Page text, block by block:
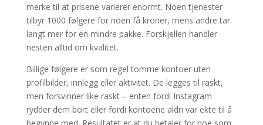
merke til at prisene varierer enormt. Noen tjenester
tilbyr 1000 følgere for noen få kroner, mens andre tar
langt mer for en mindre pakke. Forskjellen handler
nesten alltid om kvalitet.
Billige følgere er som regel tomme kontoer uten
profilbilder, innlegg eller aktivitet. De legges til raskt,
men forsvinner like raskt – enten fordi Instagram
rydder dem bort eller fordi kontoene aldri var ekte til å